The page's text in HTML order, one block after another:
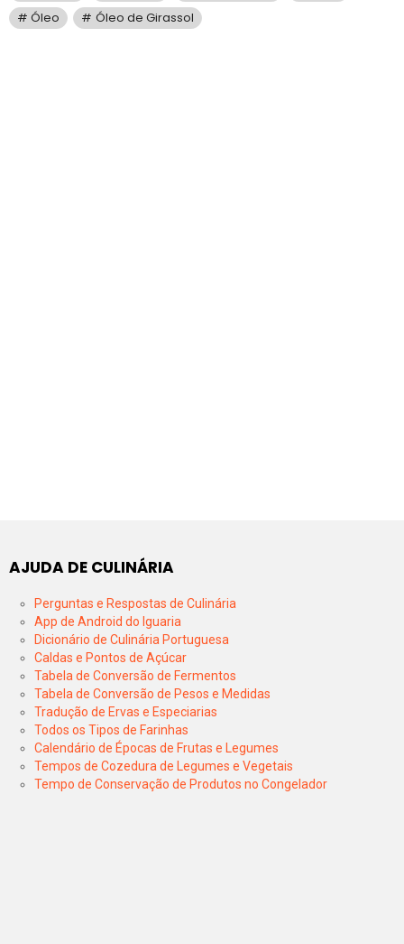
Óleo
Óleo de Girassol
AJUDA DE CULINÁRIA
Perguntas e Respostas de Culinária
App de Android do Iguaria
Dicionário de Culinária Portuguesa
Caldas e Pontos de Açúcar
Tabela de Conversão de Fermentos
Tabela de Conversão de Pesos e Medidas
Tradução de Ervas e Especiarias
Todos os Tipos de Farinhas
Calendário de Épocas de Frutas e Legumes
Tempos de Cozedura de Legumes e Vegetais
Tempo de Conservação de Produtos no Congelador